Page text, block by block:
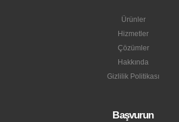
Ürünler
Hizmetler
Çözümler
Hakkında
Gizlilik Politikası
Başvurun